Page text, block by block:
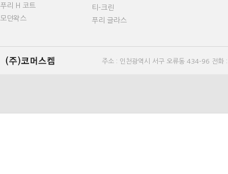
푸리 H 코트
모던왁스
티-크린
푸리 글라스
주소 : 인천광역시 서구 오류동 434-96 전